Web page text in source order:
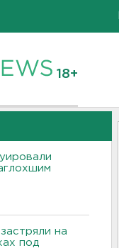
18+
на
под